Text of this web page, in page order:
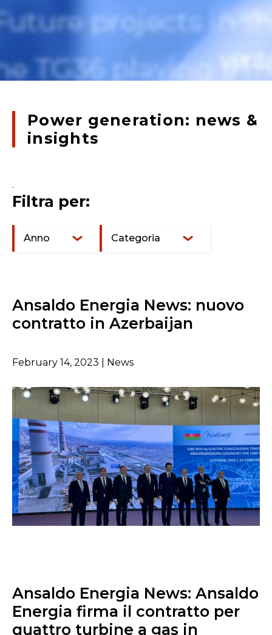
Power generation: news &
insights
.
Filtra per:
Anno Categoria
Ansaldo Energia News: nuovo
contratto in Azerbaijan
February 14, 2023 | News
Ansaldo Energia News: Ansaldo
Energia firma il contratto per
quattro turbine a gas in